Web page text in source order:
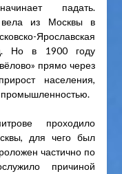
падать.
вела из Москвы в
Ярославская
Но в 1900 году
прямо через
населения,
промышленностью.
проходило
для чего был
частично по
причиной